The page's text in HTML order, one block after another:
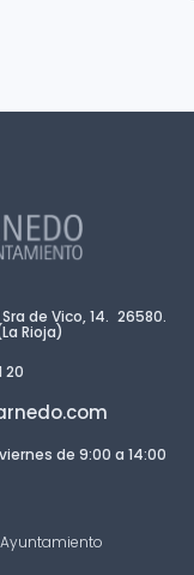
Sra de Vico, 14. 26580.
Rioja)
20
de 9:00 a 14:00